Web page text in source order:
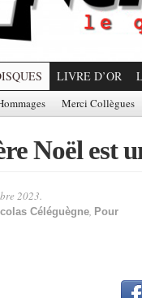
LIVRE D’OR
Merci Collègues
Noël est
2023.
Céléguègne, Pour